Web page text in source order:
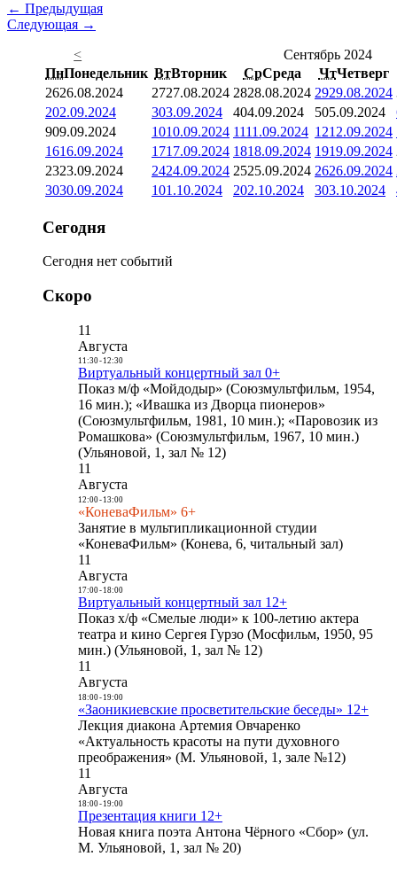
← Предыдущая
Следующая →
<
Сентябрь 2024
ПнПонедельник ВтВторник СрСреда ЧтЧетверг
2626.08.2024 2727.08.2024 2828.08.2024 2929.08.2024
202.09.2024 303.09.2024 404.09.2024 505.09.2024
909.09.2024 1010.09.2024 1111.09.2024 1212.09.2024
1616.09.2024 1717.09.2024 1818.09.2024 1919.09.2024
2323.09.2024 2424.09.2024 2525.09.2024 2626.09.2024
3030.09.2024 101.10.2024 202.10.2024 303.10.2024
Сегодня
Сегодня нет событий
Скоро
11
Августа
11:30- 12:30
Виртуальный концертный зал 0+
Показ м/ф «Мойдодыр» (Союзмультфильм, 1954,
16 мин.); «Ивашка из Дворца пионеров»
(Союзмультфильм, 1981, 10 мин.); «Паровозик из
Ромашкова» (Союзмультфильм, 1967, 10 мин.)
(Ульяновой, 1, зал № 12)
11
Августа
12:00- 13:00
«КоневаФильм» 6+
Занятие в мультипликационной студии
«КоневаФильм» (Конева, 6, читальный зал)
11
Августа
17:00- 18:00
Виртуальный концертный зал 12+
Показ х/ф «Смелые люди» к 100-летию актера
театра и кино Сергея Гурзо (Мосфильм, 1950, 95
мин.) (Ульяновой, 1, зал № 12)
11
Августа
18:00- 19:00
«Заоникиевские просветительские беседы» 12+
Лекция диакона Артемия Овчаренко
«Актуальность красоты на пути духовного
преображения» (М. Ульяновой, 1, зале №12)
11
Августа
18:00- 19:00
Презентация книги 12+
Новая книга поэта Антона Чёрного «Сбор» (ул.
М. Ульяновой, 1, зал № 20)